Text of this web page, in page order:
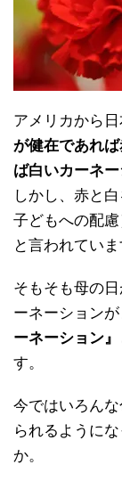
アメリカから
が健在であれ
ば白いカーネ
しかし、赤と
子どもへの配
と言われていま
そもそも母の
ーネーションが
ーネーション』
す。
今ではいろん
られるように
か。